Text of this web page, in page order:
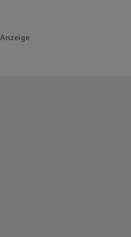
Anzeige